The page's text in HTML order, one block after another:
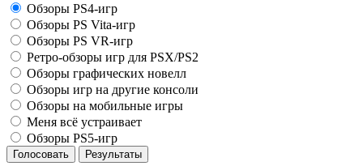
Обзоры PS4-игр
Обзоры PS Vita-игр
Обзоры PS VR-игр
Ретро-обзоры игр для PSX/PS2
Обзоры графических новелл
Обзоры игр на другие консоли
Обзоры на мобильные игры
Меня всё устраивает
Обзоры PS5-игр
Голосовать Результаты